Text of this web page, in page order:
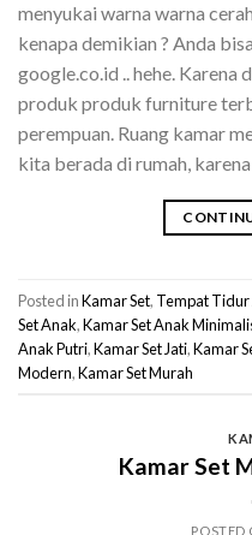
menyukai warna warna
kenapa demikian ? Anda
google.co.id .. hehe. Karena
produk produk furniture
perempuan. Ruang kamar
kita berada di rumah,
Posted inKamar Set, Tempat Tidur
Set Anak,Kamar Set Anak
Anak Putri,Kamar Set Jati,Kamar
Modern,Kamar Set Murah
Kamar Set
POSTED